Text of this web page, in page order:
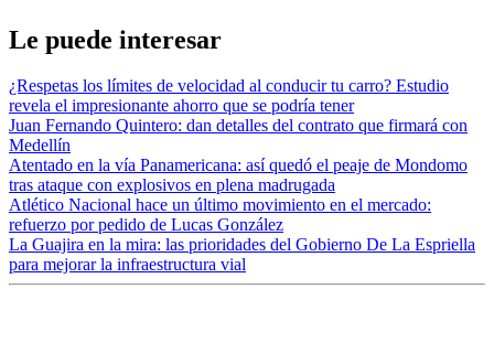
Le puede interesar
¿Respetas los límites de velocidad al conducir tu carro? Estudio
revela el impresionante ahorro que se podría tener
Juan Fernando Quintero: dan detalles del contrato que firmará con
Medellín
Atentado en la vía Panamericana: así quedó el peaje de Mondomo
tras ataque con explosivos en plena madrugada
Atlético Nacional hace un último movimiento en el mercado:
refuerzo por pedido de Lucas González
La Guajira en la mira: las prioridades del Gobierno De La Espriella
para mejorar la infraestructura vial